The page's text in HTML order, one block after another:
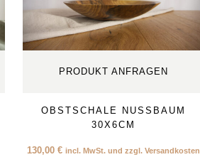
PRODUKT ANFRAGEN
OBSTSCHALE NUSSBAUM
30X6CM
130,00 € incl. MwSt. und zzgl. Versandkosten